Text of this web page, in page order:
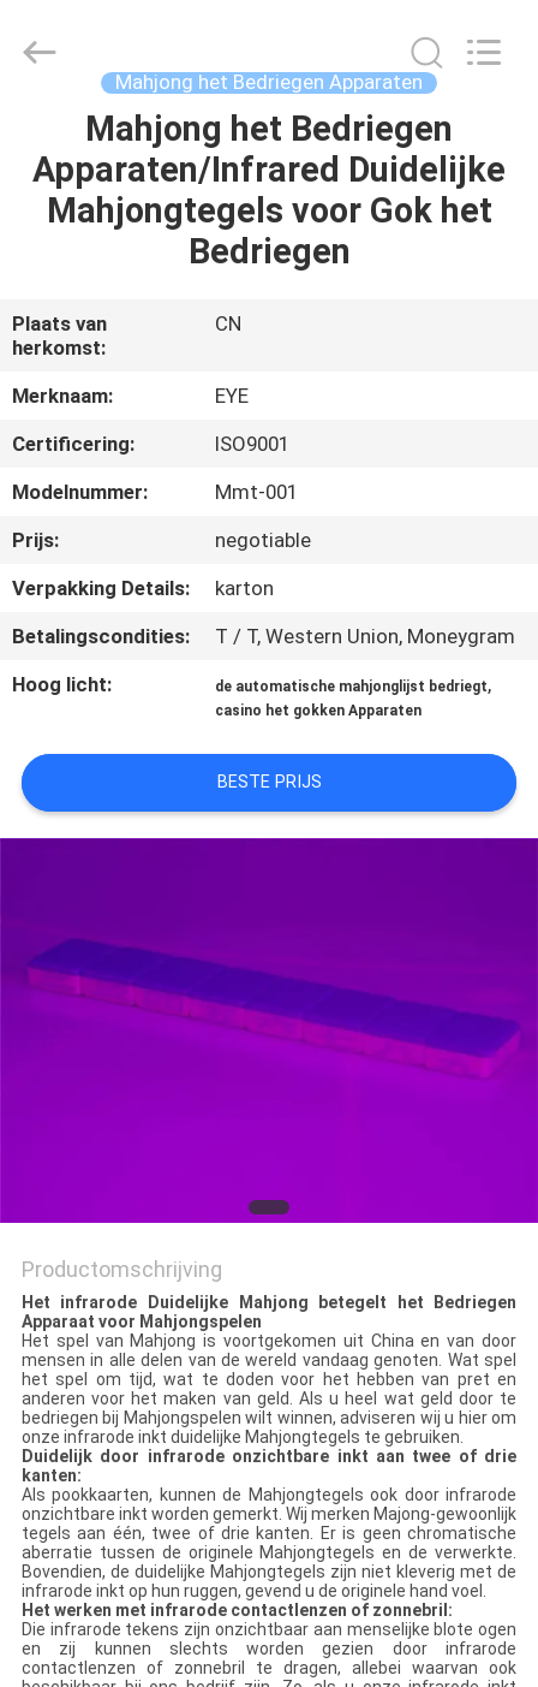
THUIS
PRODUCTEN
ONS
FABRIEKSREIS
KWALITEITSCONTROLE
CONTACTEER
ONS
VRAAG
OFFERTE
PRIVACY
POLICY
Center.
Mahjong het Bedriegen Apparaten
Mahjong het Bedriegen
Apparaten/Infrared Duidelijke
Mahjongtegels voor Gok het
Bedriegen
Plaats van
herkomst:
CN
Merknaam:
EYE
Certificering:
ISO9001
Modelnummer:
Mmt-001
Prijs:
negotiable
Verpakking Details:
karton
Betalingscondities:
T / T, Western Union, Moneygram
Hoog licht:
de automatische mahjonglijst bedriegt,
casino het gokken Apparaten
BESTE PRIJS
Productomschrijving
Het infrarode Duidelijke Mahjong betegelt het Bedriegen
Apparaat voor Mahjongspelen
Het spel van Mahjong is voortgekomen uit China en van door
mensen in alle delen van de wereld vandaag genoten. Wat spel
het spel om tijd, wat te doden voor het hebben van pret en
anderen voor het maken van geld. Als u heel wat geld door te
bedriegen bij Mahjongspelen wilt winnen, adviseren wij u hier om
onze infrarode inkt duidelijke Mahjongtegels te gebruiken.
Duidelijk door infrarode onzichtbare inkt aan twee of drie
kanten:
Als pookkaarten, kunnen de Mahjongtegels ook door infrarode
onzichtbare inkt worden gemerkt. Wij merken Majong-gewoonlijk
tegels aan één, twee of drie kanten. Er is geen chromatische
aberratie tussen de originele Mahjongtegels en de verwerkte.
Bovendien, de duidelijke Mahjongtegels zijn niet kleverig met de
infrarode inkt op hun ruggen, gevend u de originele hand voel.
Het werken met infrarode contactlenzen of zonnebril:
Die infrarode tekens zijn onzichtbaar aan menselijke blote ogen
en zij kunnen slechts worden gezien door infrarode
contactlenzen of zonnebril te dragen, allebei waarvan ook